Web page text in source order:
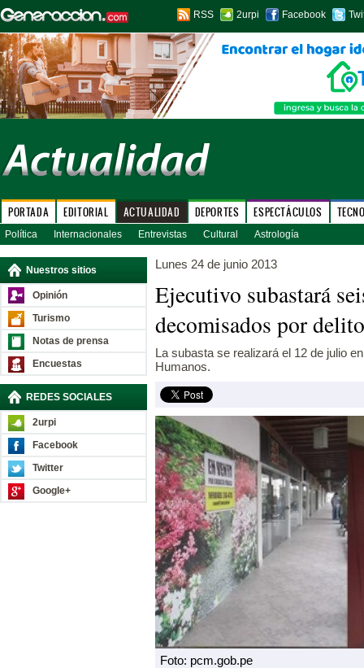
RSS 2urpi Facebook
PORTADA EDITORIAL ACTUALIDAD DEPORTES ESPECTÁCULOS
Política Internacionales Entrevistas Cultural Astrología
Nuestros sitios
Opinión
Turismo
Notas de prensa
Encuestas
REDES SOCIALES
2urpi
Facebook
Twitter
Google+
Lunes 24 de junio 2013
Ejecutivo subastará
decomisados por
La subasta se realizará el 12 de julio
Humanos.
Foto: pcm.gob.pe